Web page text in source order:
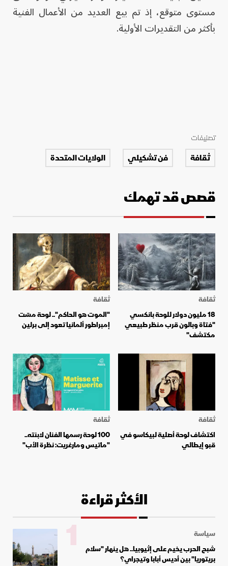
مستوى متوقع، إذ تم بيع العديد من الأعمال الفنية
بأكثر من التقديرات الأولية.
تصنيفات
ثقافة فن تشكيلي الولايات المتحدة
قصص قد تهمك
ثقافة
18 مليون دولار للوحة بانكسي
"فتاة وبالون قرب منظر طبيعي
مكتشف"
ثقافة
"الموت هو الحاكم".. لوحة مسّت
إمبراطور ألمانيا تعود إلى برلين
ثقافة
اكتشاف لوحة أصلية لبيكاسو في
قبو إيطالي
ثقافة
100 لوحة رسمها الفنان لابنته..
"ماتيس ومارغريت: نظرة الأب"
الأكثر قراءة
سياسة
شبح الحرب يخيم على إثيوبيا.. هل ينهار "سلام
بريتوريا" بين أديس أبابا وتيجراي؟
1